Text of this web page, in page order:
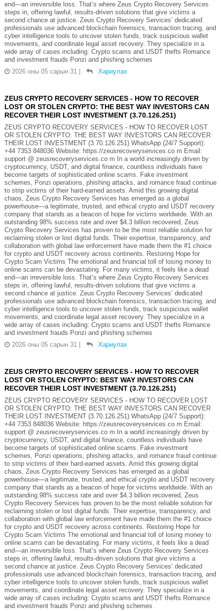
end—an irreversible loss. That’s where Zeus Crypto Recovery Services
steps in, offering lawful, results-driven solutions that give victims a
second chance at justice. Zeus Crypto Recovery Services’ dedicated
professionals use advanced blockchain forensics, transaction tracing, and
cyber intelligence tools to uncover stolen funds, track suspicious wallet
movements, and coordinate legal asset recovery. They specialize in a
wide array of cases including: Crypto scams and USDT thefts Romance
and investment frauds Ponzi and phishing schemes
2026 оны 05 сарын 31
Хариулах
ZEUS CRYPTO RECOVERY SERVICES - HOW TO RECOVER
LOST OR STOLEN CRYPTO: THE BEST WAY INVESTORS CAN
RECOVER THEIR LOST INVESTMENT (3.70.126.251)
ZEUS CRYPTO RECOVERY SERVICES - HOW TO RECOVER LOST
OR STOLEN CRYPTO: THE BEST WAY INVESTORS CAN RECOVER
THEIR LOST INVESTMENT (3.70.126.251) WhatsApp (24/7 Support):
+44 7353 848036 Website: https://zeusrecoveryservices.co m Email:
support @ zeusrecoveryservices.co m In a world increasingly driven by
cryptocurrency, USDT, and digital finance, countless individuals have
become targets of sophisticated online scams. Fake investment
schemes, Ponzi operations, phishing attacks, and romance fraud continue
to strip victims of their hard-earned assets. Amid this growing digital
chaos, Zeus Crypto Recovery Services has emerged as a global
powerhouse—a legitimate, trusted, and ethical crypto and USDT recovery
company that stands as a beacon of hope for victims worldwide. With an
outstanding 98% success rate and over $4.3 billion recovered, Zeus
Crypto Recovery Services has proven to be the most reliable solution for
reclaiming stolen or lost digital funds. Their expertise, transparency, and
collaboration with global law enforcement have made them the #1 choice
for crypto and USDT recovery across continents. Restoring Hope for
Crypto Scam Victims The emotional and financial toll of losing money to
online scams can be devastating. For many victims, it feels like a dead
end—an irreversible loss. That’s where Zeus Crypto Recovery Services
steps in, offering lawful, results-driven solutions that give victims a
second chance at justice. Zeus Crypto Recovery Services’ dedicated
professionals use advanced blockchain forensics, transaction tracing, and
cyber intelligence tools to uncover stolen funds, track suspicious wallet
movements, and coordinate legal asset recovery. They specialize in a
wide array of cases including: Crypto scams and USDT thefts Romance
and investment frauds Ponzi and phishing schemes
2026 оны 05 сарын 31
Хариулах
ZEUS CRYPTO RECOVERY SERVICES - HOW TO RECOVER
LOST OR STOLEN CRYPTO: BEST WAY INVESTORS CAN
RECOVER THEIR LOST INVESTMENT (3.70.126.251)
ZEUS CRYPTO RECOVERY SERVICES - HOW TO RECOVER LOST
OR STOLEN CRYPTO: THE BEST WAY INVESTORS CAN RECOVER
THEIR LOST INVESTMENT (3.70.126.251) WhatsApp (24/7 Support):
+44 7353 848036 Website: https://zeusrecoveryservices.co m Email:
support @ zeusrecoveryservices.co m In a world increasingly driven by
cryptocurrency, USDT, and digital finance, countless individuals have
become targets of sophisticated online scams. Fake investment
schemes, Ponzi operations, phishing attacks, and romance fraud continue
to strip victims of their hard-earned assets. Amid this growing digital
chaos, Zeus Crypto Recovery Services has emerged as a global
powerhouse—a legitimate, trusted, and ethical crypto and USDT recovery
company that stands as a beacon of hope for victims worldwide. With an
outstanding 98% success rate and over $4.3 billion recovered, Zeus
Crypto Recovery Services has proven to be the most reliable solution for
reclaiming stolen or lost digital funds. Their expertise, transparency, and
collaboration with global law enforcement have made them the #1 choice
for crypto and USDT recovery across continents. Restoring Hope for
Crypto Scam Victims The emotional and financial toll of losing money to
online scams can be devastating. For many victims, it feels like a dead
end—an irreversible loss. That’s where Zeus Crypto Recovery Services
steps in, offering lawful, results-driven solutions that give victims a
second chance at justice. Zeus Crypto Recovery Services’ dedicated
professionals use advanced blockchain forensics, transaction tracing, and
cyber intelligence tools to uncover stolen funds, track suspicious wallet
movements, and coordinate legal asset recovery. They specialize in a
wide array of cases including: Crypto scams and USDT thefts Romance
and investment frauds Ponzi and phishing schemes